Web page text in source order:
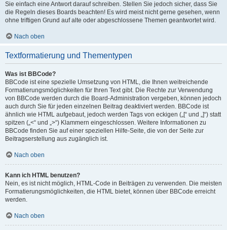
Sie einfach eine Antwort darauf schreiben. Stellen Sie jedoch sicher, dass Sie
die Regeln dieses Boards beachten! Es wird meist nicht gerne gesehen, wenn
ohne triftigen Grund auf alte oder abgeschlossene Themen geantwortet wird.
Nach oben
Textformatierung und Thementypen
Was ist BBCode?
BBCode ist eine spezielle Umsetzung von HTML, die Ihnen weitreichende
Formatierungsmöglichkeiten für Ihren Text gibt. Die Rechte zur Verwendung
von BBCode werden durch die Board-Administration vergeben, können jedoch
auch durch Sie für jeden einzelnen Beitrag deaktiviert werden. BBCode ist
ähnlich wie HTML aufgebaut, jedoch werden Tags von eckigen („[“ und „]“) statt
spitzen („<“ und „>“) Klammern eingeschlossen. Weitere Informationen zu
BBCode finden Sie auf einer speziellen Hilfe-Seite, die von der Seite zur
Beitragserstellung aus zugänglich ist.
Nach oben
Kann ich HTML benutzen?
Nein, es ist nicht möglich, HTML-Code in Beiträgen zu verwenden. Die meisten
Formatierungsmöglichkeiten, die HTML bietet, können über BBCode erreicht
werden.
Nach oben